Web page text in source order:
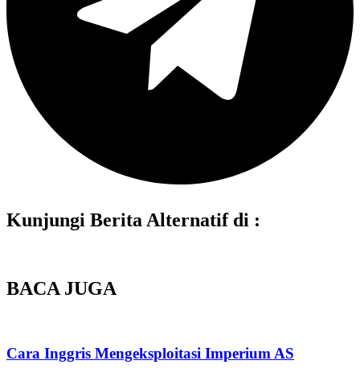
Kunjungi Berita Alternatif di :
BACA JUGA
Cara Inggris Mengeksploitasi Imperium AS